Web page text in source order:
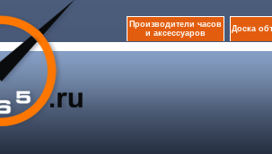
Производители часов
и аксессуаров
Доска